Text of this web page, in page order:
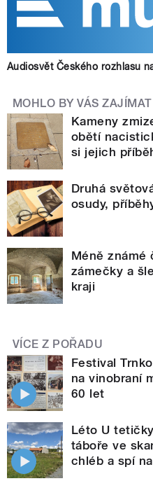
Audiosvět Českého rozhlasu
MOHLO BY VÁS ZAJÍMAT
Kameny
obětí
si jejich
Druhá
osudy,
Méně známé
zámečky a
kraji
VÍCE Z POŘADU
Festival
na vinobraní
60 let
Léto U
táboře ve
chléb a spí